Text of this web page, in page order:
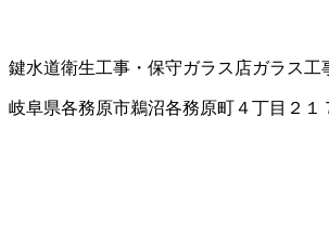
鍵水道衛生工事・保守ガラス店ガラス工
岐阜県各務原市鵜沼各務原町４丁目２１